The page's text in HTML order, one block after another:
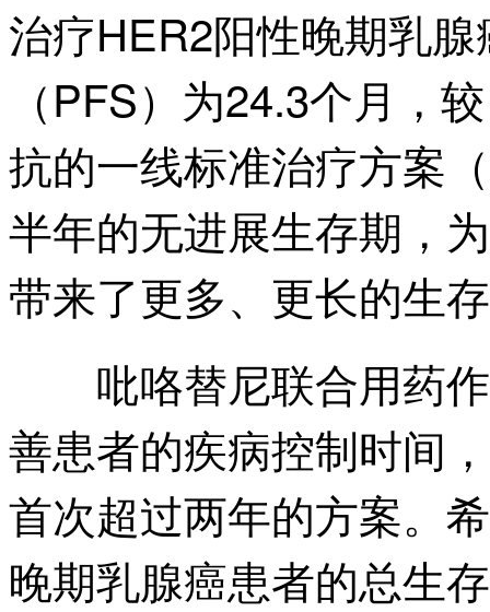
治疗HER2阳性晚期乳
（PFS）为24.3个月，
抗的一线标准治疗方案
半年的无进展生存期，
带来了更多、更长的生
吡咯替尼联合用药作
善患者的疾病控制时间
首次超过两年的方案。
晚期乳腺癌患者的总生